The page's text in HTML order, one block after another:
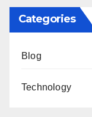
Categories
Blog
Technology